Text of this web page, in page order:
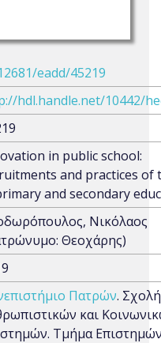
eadd/45219
hdl.handle.net/10442/
in public school:
and practices of
and secondary
Νικόλαος
Θεοχάρης)
Πατρών. Σχολή
και
Τμήμα